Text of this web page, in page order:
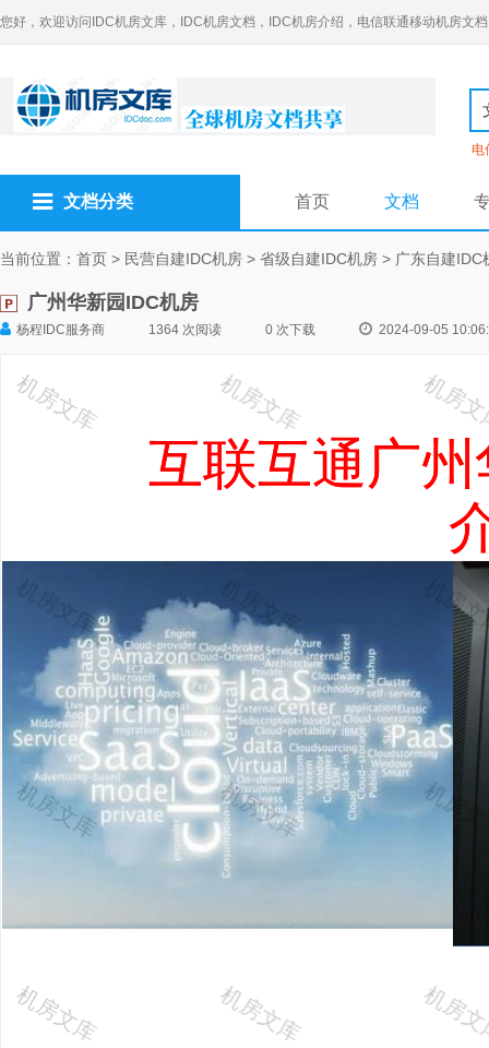
您好，欢迎访问IDC机房文库，IDC机房文档，IDC机房介绍，电信联通移动机房文档
电
文档分类 首页 文档
当前位置： 首页 > 民营自建IDC机房 > 省级自建IDC机房 > 广东自建IDC
广州华新园IDC机房
杨程IDC服务商 1364 次阅读 0 次下载 2024-09-05